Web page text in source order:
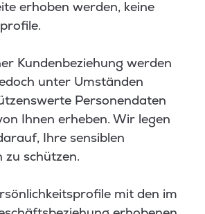
erhoben werden, keine
Kundenbeziehung werden
unter Umständen
Personendaten
Ihnen erheben. Wir legen
Ihre sensiblen
zu schützen.
mit den im